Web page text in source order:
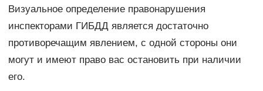
Визуальное определение правонарушения
инспекторами ГИБДД является достаточно
противоречащим явлением, с одной стороны они
могут и имеют право вас остановить при наличии
его.